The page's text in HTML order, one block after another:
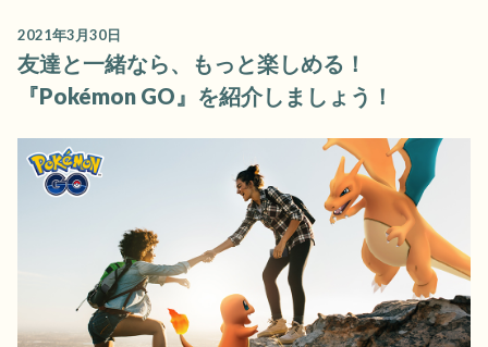
2021年3月30日
友達と一緒なら、もっと楽しめる！
『Pokémon GO』を紹介しましょう！